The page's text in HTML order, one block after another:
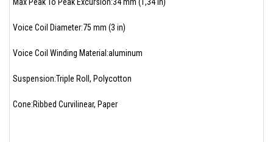
Max Peak To Peak Excursion:34 mm (1,34 in)
Voice Coil Diameter:75 mm (3 in)
Voice Coil Winding Material:aluminum
Suspension:Triple Roll, Polycotton
Cone:Ribbed Curvilinear, Paper